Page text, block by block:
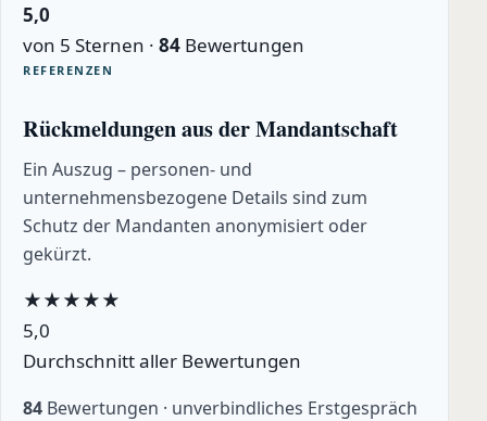
5,0
von 5 Sternen · 84 Bewertungen
REFERENZEN
Rückmeldungen aus der Mandantschaft
Ein Auszug – personen- und
unternehmensbezogene Details sind zum
Schutz der Mandanten anonymisiert oder
gekürzt.
★★★★★
5,0
Durchschnitt aller Bewertungen
84 Bewertungen · unverbindliches Erstgespräch